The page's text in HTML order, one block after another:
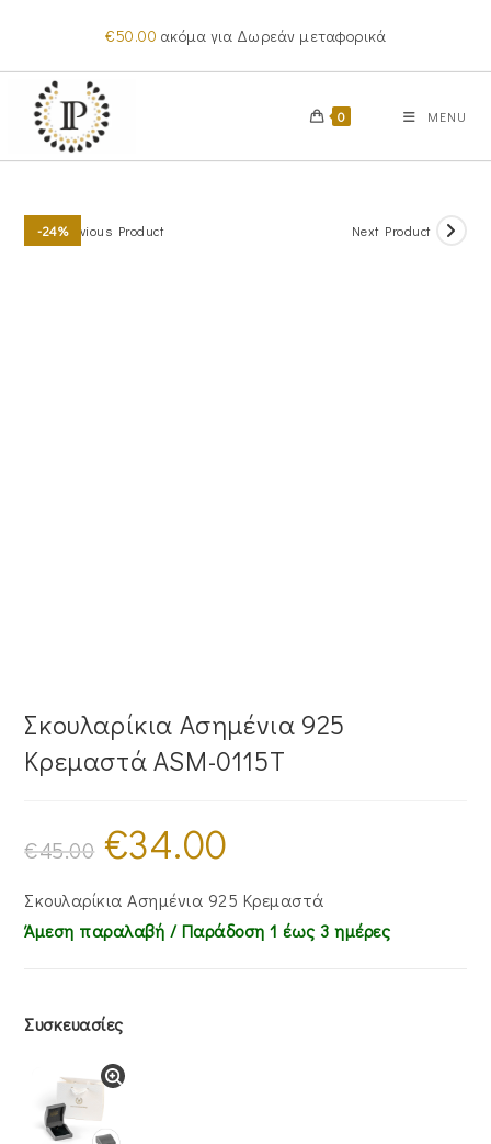
content
€50.00 ακόμα για Δωρεάν μεταφορικά
0 MENU
-24%Previous Product Next Product
Σκουλαρίκια Ασημένια 925
Κρεμαστά ASM-0115T
€45.00
Original
price
was:
€34.00
€34.00.
Σκουλαρίκια Ασημένια 925 Κρεμαστά
Άμεση παραλαβή / Παράδoση 1 έως 3 ημέρες
Συσκευασίες